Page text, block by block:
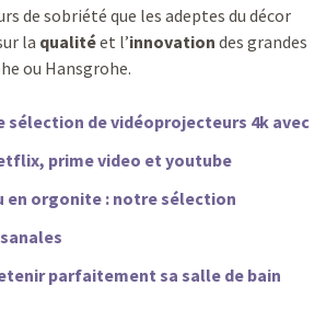
de sobriété que les adeptes du décor
la qualitéet l’innovation des grandes
ou Hansgrohe.
sélection de vidéoprojecteurs 4k avec
prime video et youtube
en orgonite : notre sélection
parfaitement sa salle de bain